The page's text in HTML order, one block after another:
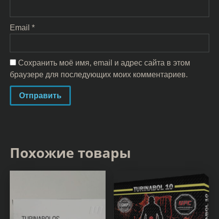
Email *
Сохранить моё имя, email и адрес сайта в этом
браузере для последующих моих комментариев.
Похожие товары